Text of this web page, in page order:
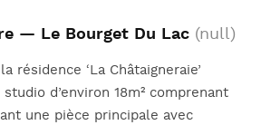
— Le Bourget Du Lac (null)
résidence ‘La Châtaigneraie’
d’environ 18m² comprenant
une pièce principale avec